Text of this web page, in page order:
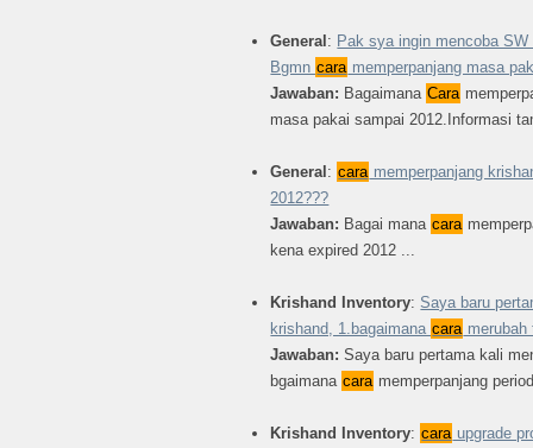
General: Pak sya ingin mencoba
Bgmn cara memperpanjang masa
Jawaban: Bagaimana Cara
masa pakai sampai 2012.Informasi
General: cara memperpanjang
2012???
Jawaban: Bagai mana cara
kena expired 2012 ...
Krishand Inventory:Saya baru
krishand, 1.bagaimana cara
Jawaban:Saya baru pertama kali
bgaimana cara memperpanjang
Krishand Inventory: cara upgrade